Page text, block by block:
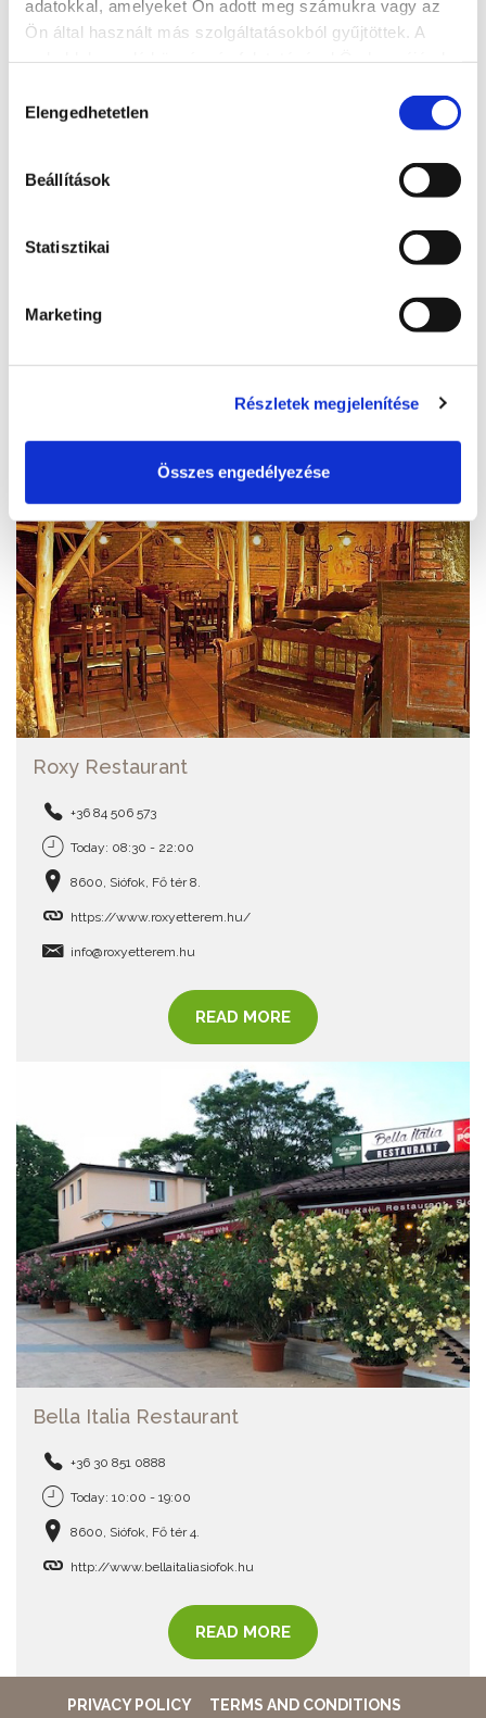
adatokkal, amelyeket Ön adott meg számukra vagy az
Ön által használt más szolgáltatásokból gyűjtöttek. A
kiválasztása
Elengedhetetlen
Beállítások
Statisztikai
Marketing
Részletek megjelenítése
Összes engedélyezése
READ MORE
Roxy Restaurant
+36 84 506 573
Today: 08:30 - 22:00
8600, Siófok, Fő tér 8.
https://www.roxyetterem.hu/
info@roxyetterem.hu
READ MORE
Bella Italia Restaurant
+36 30 851 0888
Today: 10:00 - 19:00
8600, Siófok, Fő tér 4.
http://www.bellaitaliasiofok.hu
READ MORE
PRIVACY POLICY TERMS AND CONDITIONS